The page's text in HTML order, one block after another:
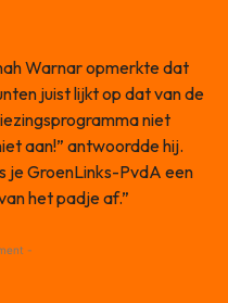
Warnar opmerkte dat
juist lijkt op dat van de
niet
aan!” antwoordde hij.
je GroenLinks-PvdA een
het padje af.”
-